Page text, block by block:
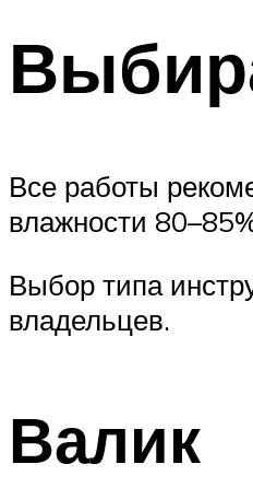
Все работы
влажности
Выбор типа
владельцев.
Валик